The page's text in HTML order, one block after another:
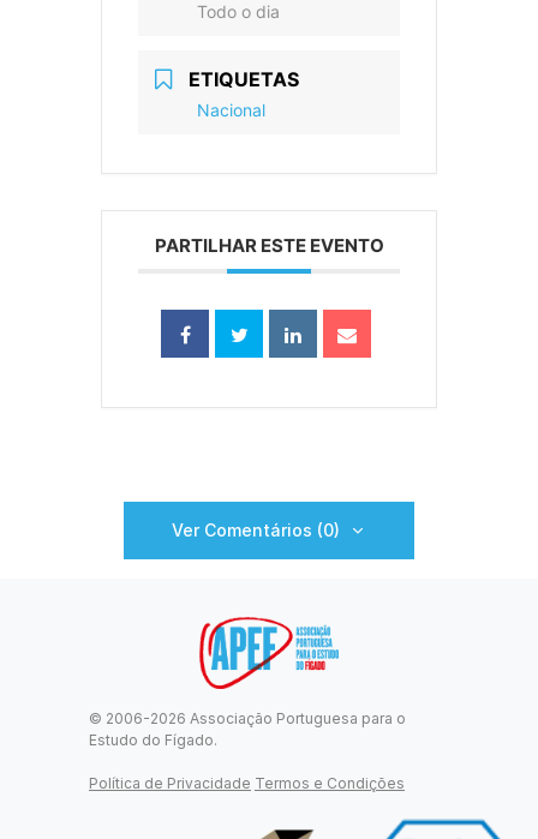
Todo o dia
ETIQUETAS
Nacional
PARTILHAR ESTE EVENTO
Ver Comentários (0)
© 2006-2026 Associação Portuguesa para o
Estudo do Fígado.
Política de Privacidade Termos e Condições